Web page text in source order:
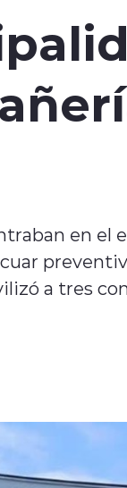
en el
a tres